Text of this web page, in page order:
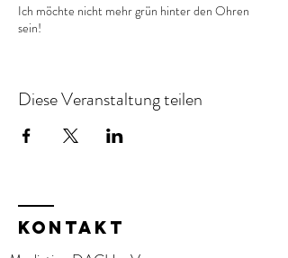
Ich möchte nicht mehr grün hinter den Ohren
sein!
regelmäßig zu üben.
Diese Veranstaltung teilen
KOntakt